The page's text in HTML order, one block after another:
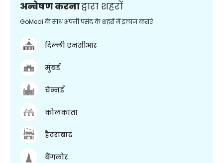
अन्वेषण करनाद्वारा शहरों
GoMedi के साथ अपनी पसंद के शहरों में इलाज कराएं
दिल्ली एनसीआर
मुंबई
चेन्नई
कोलकाता
हैदराबाद
बैंगलोर